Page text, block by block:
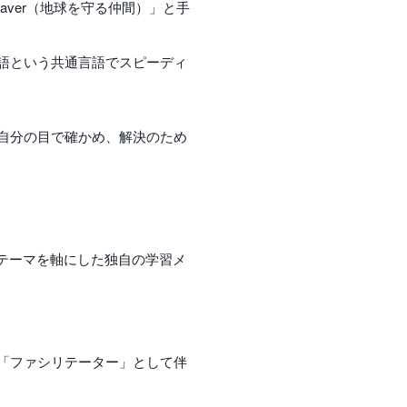
（地球を守る仲間）」と手
という共通言語でスピーディ
分の目で確かめ、解決のため
マを軸にした独自の学習メ
ファシリテーター」として伴